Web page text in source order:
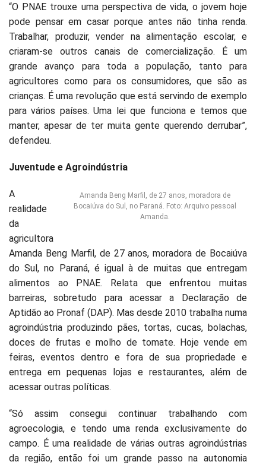
“O PNAE trouxe uma perspectiva de vida, o jovem hoje
pode pensar em casar porque antes não tinha renda.
Trabalhar, produzir, vender na alimentação escolar, e
criaram-se outros canais de comercialização. É um
grande avanço para toda a população, tanto para
agricultores como para os consumidores, que são as
crianças. É uma revolução que está servindo de exemplo
para vários países. Uma lei que funciona e temos que
manter, apesar de ter muita gente querendo derrubar”,
defendeu.
Juventude e Agroindústria
Amanda Beng Marfil, de 27 anos, moradora de
Bocaiúva do Sul, no Paraná. Foto: Arquivo pessoal
Amanda.
A
realidade
da
agricultora
Amanda Beng Marfil, de 27 anos, moradora de Bocaiúva
do Sul, no Paraná, é igual à de muitas que entregam
alimentos ao PNAE. Relata que enfrentou muitas
barreiras, sobretudo para acessar a Declaração de
Aptidão ao Pronaf (DAP). Mas desde 2010 trabalha numa
agroindústria produzindo pães, tortas, cucas, bolachas,
doces de frutas e molho de tomate. Hoje vende em
feiras, eventos dentro e fora de sua propriedade e
entrega em pequenas lojas e restaurantes, além de
acessar outras políticas.
“Só assim consegui continuar trabalhando com
agroecologia, e tendo uma renda exclusivamente do
campo. É uma realidade de várias outras agroindústrias
da região, então foi um grande passo na autonomia